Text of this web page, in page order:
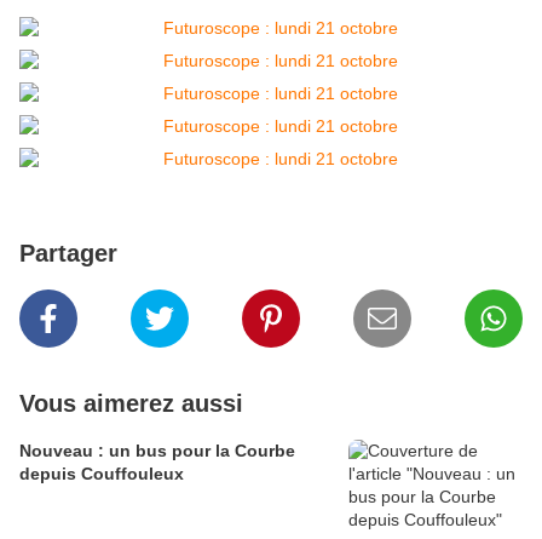
Partager
Vous aimerez aussi
Nouveau : un bus pour la Courbe
depuis Couffouleux